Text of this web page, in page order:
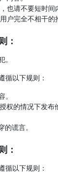
也请不要短时间
户完全不相干的
：
。
循以下规则：
。
权的情况下发布
的谎言。
：
循以下规则：